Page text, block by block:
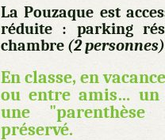
La Pouzaque est
réduite : parking
chambre (2 personnes)
En classe, en
ou entre amis… un
une
préservé.